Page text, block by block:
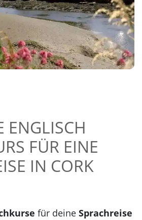
ENGLISCH
FÜR EINE
IN CORK
für deine Sprachreise